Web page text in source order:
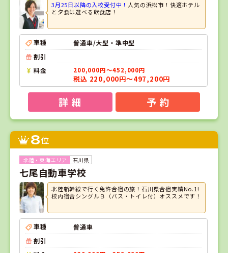
3月25日以降の入校受付中！ 人気の浜松市！快適ホテル
と夕食は選べる飲食店！
車種
普通車/大型・準中型
割引
料金
200,000円～452,000円
税込 220,000円～497,200円
詳 細 予 約
8位
石川県
七尾自動車学校
北陸新幹線で行く免許合宿の旅！石川県合宿実績No.1!
校内宿舎シングルＢ（バス・トイレ付）オススメです！
車種
普通車
割引